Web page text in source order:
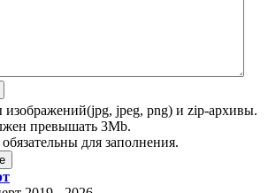
jpeg, png) и zip-архивы.
превышать 3Mb.
для заполнения.